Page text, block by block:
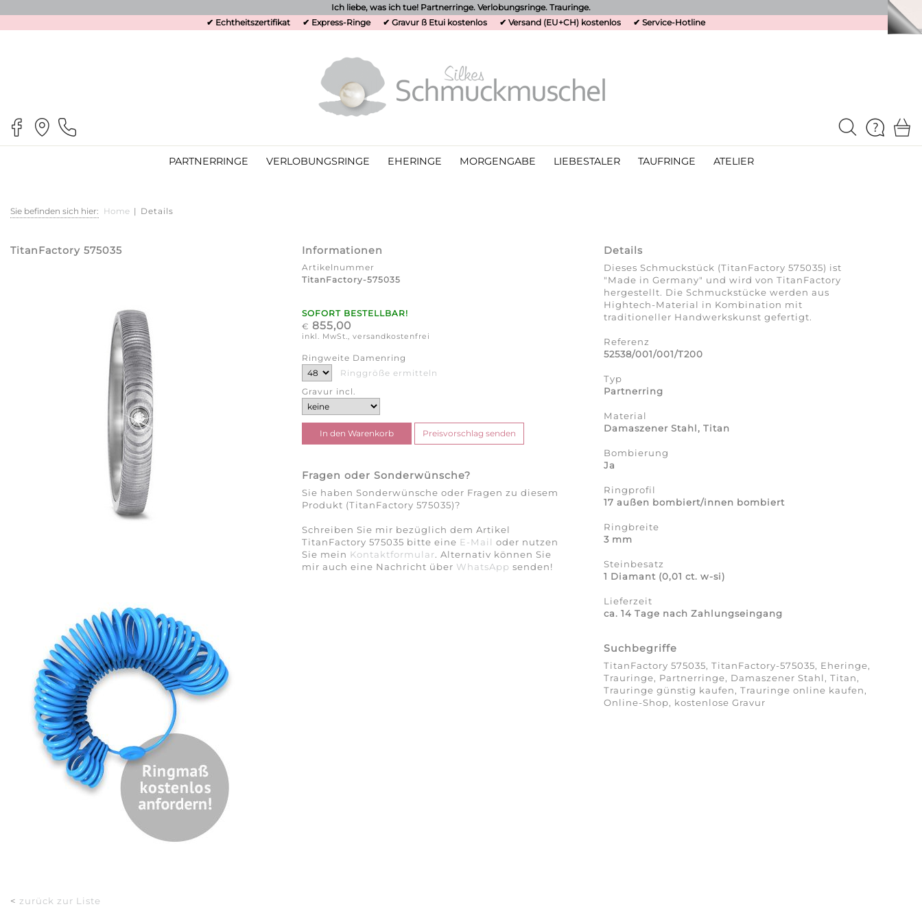
Ich liebe, was ich tue! Partnerringe. Verlobungsringe. Trauringe.
✔ Echtheitszertifikat
✔ Express-Ringe ✔ Gravur ß Etui kostenlos ✔ Versand (EU+CH) kostenlos ✔ Service-Hotline
PARTNERRINGE VERLOBUNGSRINGE EHERINGE MORGENGABE LIEBESTALER TAUFRINGE ATELIER
Sie befinden sich hier: Home | Details
TitanFactory 575035 Informationen
Artikelnummer
TitanFactory-575035
SOFORT BESTELLBAR!
€ 855,00
inkl. MwSt., versandkostenfrei
Ringweite Damenring
Ringgröße ermitteln
Gravur incl.
Fragen oder Sonderwünsche?
Sie haben Sonderwünsche oder Fragen zu diesem
Produkt (TitanFactory 575035)?
Schreiben Sie mir bezüglich dem Artikel
TitanFactory 575035 bitte eine E-Mail oder nutzen
Sie mein Kontaktformular. Alternativ können Sie
mir auch eine Nachricht über WhatsApp senden!
Details
Dieses Schmuckstück (TitanFactory 575035) ist
"Made in Germany" und wird von TitanFactory
hergestellt. Die Schmuckstücke werden aus
Hightech-Material in Kombination mit
traditioneller Handwerkskunst gefertigt.
Referenz
52538/001/001/T200
Typ
Partnerring
Material
Damaszener Stahl, Titan
Bombierung
Ja
Ringprofil
17 außen bombiert/innen bombiert
Ringbreite
3 mm
Steinbesatz
1 Diamant (0,01 ct. w-si)
Lieferzeit
ca. 14 Tage nach Zahlungseingang
Suchbegriffe
TitanFactory 575035, TitanFactory-575035, Eheringe,
Trauringe, Partnerringe, Damaszener Stahl, Titan,
Trauringe günstig kaufen, Trauringe online kaufen,
Online-Shop, kostenlose Gravur
< zurück zur Liste